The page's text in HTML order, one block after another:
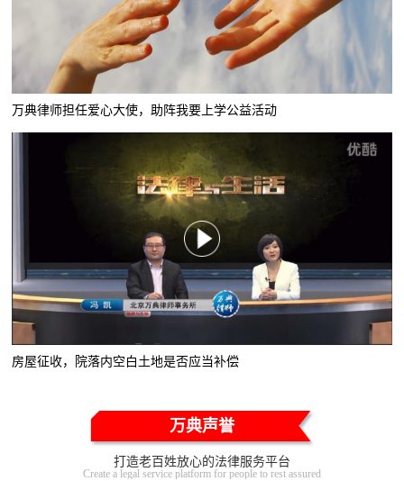
万典律师担任爱心大使，助阵我要上学公益活动
房屋征收，院落内空白土地是否应当补偿
万典声誉
打造老百姓放心的法律服务平台
Create a legal service platform for people to rest assured